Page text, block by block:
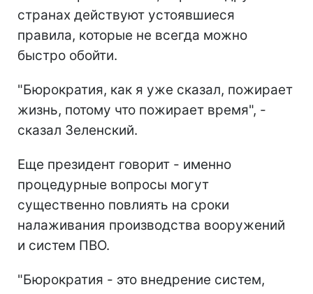
странах действуют устоявшиеся
правила, которые не всегда можно
быстро обойти.
"Бюрократия, как я уже сказал, пожирает
жизнь, потому что пожирает время", -
сказал Зеленский.
Еще президент говорит - именно
процедурные вопросы могут
существенно повлиять на сроки
налаживания производства вооружений
и систем ПВО.
"Бюрократия - это внедрение систем,